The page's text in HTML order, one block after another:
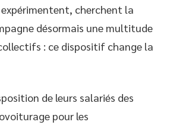
cherchent la
désormais une multitude
: ce dispositif change la
de leurs salariés des
pour les